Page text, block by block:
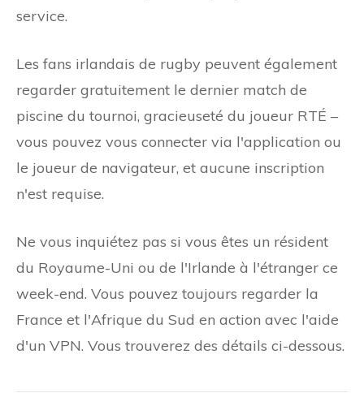
service.
Les fans irlandais de rugby peuvent également
regarder gratuitement le dernier match de
piscine du tournoi, gracieuseté du joueur RTÉ –
vous pouvez vous connecter via l'application ou
le joueur de navigateur, et aucune inscription
n'est requise.
Ne vous inquiétez pas si vous êtes un résident
du Royaume-Uni ou de l'Irlande à l'étranger ce
week-end. Vous pouvez toujours regarder la
France et l'Afrique du Sud en action avec l'aide
d'un VPN. Vous trouverez des détails ci-dessous.